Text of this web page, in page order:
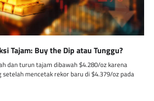
Tajam: Buy the Dip atau Tunggu?
dan turun tajam dibawah $4.280/oz karena
setelah mencetak rekor baru di $4.379/oz pada